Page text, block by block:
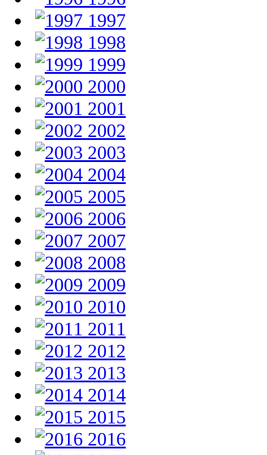
1997
1998
1999
2000
2001
2002
2003
2004
2005
2006
2007
2008
2009
2010
2011
2012
2013
2014
2015
2016